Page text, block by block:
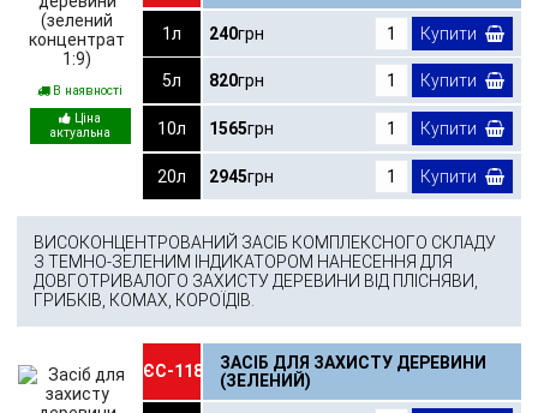
В наявності
1л 240грн Купити
5л 820грн Купити
10л 1565грн Купити
20л 2945грн Купити
ВИСОКОНЦЕНТРОВАНИЙ ЗАСІБ КОМПЛЕКСНОГО СКЛАДУ
З ТЕМНО-ЗЕЛЕНИМ ІНДИКАТОРОМ НАНЕСЕННЯ ДЛЯ
ДОВГОТРИВАЛОГО ЗАХИСТУ ДЕРЕВИНИ ВІД ПЛІСНЯВИ,
ГРИБКІВ, КОМАХ, КОРОЇДІВ.
ЄС-118
ЗАСІБ ДЛЯ ЗАХИСТУ ДЕРЕВИНИ
(ЗЕЛЕНИЙ)